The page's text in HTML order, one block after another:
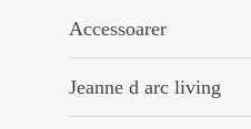
Accessoarer
Jeanne d arc living